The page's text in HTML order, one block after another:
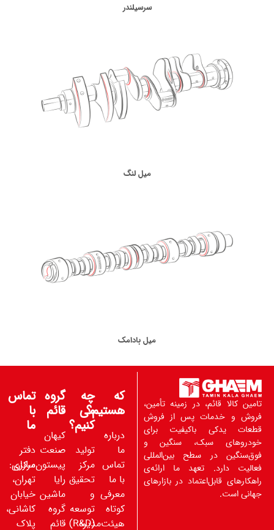
سرسیلندر
میل لنگ
میل بادامک
تامین کالا قائم، در زمینه تأمین،
فروش و خدمات پس از فروش
قطعات یدکی باکیفیت برای
خودروهای سبک، سنگین و
فوق‌سنگین در سطح بین‌المللی
فعالیت دارد. تعهد ما ارائه‌ی
راهکارهای قابل‌اعتماد در بازارهای
جهانی است.
که
هستیم؟
درباره
ما
تماس
با ما
معرفی
کوتاه
هیئت‌مدیره
چه
می
کنیم؟
تولید
مرکز
تحقیق
و
توسعه
(R&D)
گروه
قائم
کیهان
صنعت
پیستون‌سازان
رایا
ماشین
گروه
قائم
تماس
با
ما
دفتر
مرکزی:
تهران،
خیابان
کاشانی،
پلاک